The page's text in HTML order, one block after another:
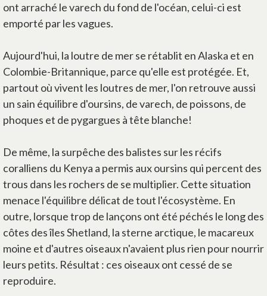
ont arraché le varech du fond de l'océan, celui-ci est
emporté par les vagues.
Aujourd'hui, la loutre de mer se rétablit en Alaska et en
Colombie-Britannique, parce qu'elle est protégée. Et,
partout où vivent les loutres de mer, l'on retrouve aussi
un sain équilibre d'oursins, de varech, de poissons, de
phoques et de pygargues à tête blanche!
De même, la surpêche des balistes sur les récifs
coralliens du Kenya a permis aux oursins qui percent des
trous dans les rochers de se multiplier. Cette situation
menace l'équilibre délicat de tout l'écosystème. En
outre, lorsque trop de lançons ont été péchés le long des
côtes des îles Shetland, la sterne arctique, le macareux
moine et d'autres oiseaux n'avaient plus rien pour nourrir
leurs petits. Résultat : ces oiseaux ont cessé de se
reproduire.